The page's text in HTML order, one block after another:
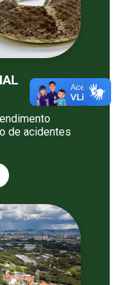
de acidentes